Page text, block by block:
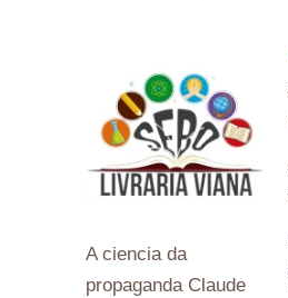
A ciencia da
propaganda Claude